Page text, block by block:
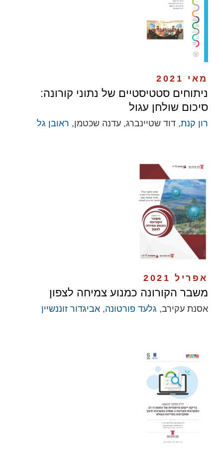
מאי 2021
ניתוחים סטטיסטיים של נתוני קורונה:
סיכום שולחן עגול
רון קנת, דוד שטיינברג, עדנה שכטמן, ראובן גל
אפריל 2021
משבר הקורונה כמנוע צמיחה לצפון
אסנת עקירב, גלעד פורטונה, אביגדור זוננשיין